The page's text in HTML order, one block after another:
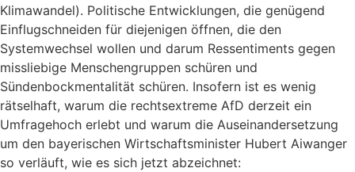
Klimawandel). Politische Entwicklungen, die genügend
Einflugschneiden für diejenigen öffnen, die den
Systemwechsel wollen und darum Ressentiments gegen
missliebige Menschengruppen schüren und
Sündenbockmentalität schüren. Insofern ist es wenig
rätselhaft, warum die rechtsextreme AfD derzeit ein
Umfragehoch erlebt und warum die Auseinandersetzung
um den bayerischen Wirtschaftsminister Hubert Aiwanger
so verläuft, wie es sich jetzt abzeichnet: